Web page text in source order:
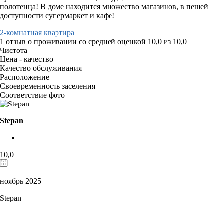
полотенца! В доме находится множество магазинов, в пешей
доступности супермаркет и кафе!
2-комнатная квартира
1 отзыв о проживании со средней оценкой 10,0 из 10,0
Чистота
Цена - качество
Качество обслуживания
Расположение
Своевременность заселения
Соответствие фото
Stepan
10,0
ноябрь 2025
Stepan